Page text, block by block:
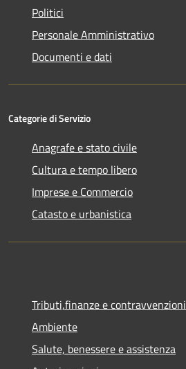
Politici
Personale Amministrativo
Documenti e dati
Categorie di Servizio
Anagrafe e stato civile
Cultura e tempo libero
Imprese e Commercio
Catasto e urbanistica
Tributi,finanze e contravvenzioni
Ambiente
Salute, benessere e assistenza